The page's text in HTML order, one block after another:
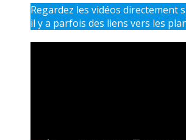
Regardez les vidéos directement
il y a parfois des liens vers les